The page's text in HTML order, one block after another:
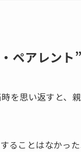
ペアレント
を思い返すと、
ることはなかっ